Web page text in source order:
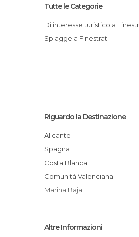
Tutte le Categorie
Di interesse turistico a
Spiagge a Finestrat
Riguardo la Destinazione
Alicante
Spagna
Costa Blanca
Comunità Valenciana
Marina Baja
Altre Informazioni